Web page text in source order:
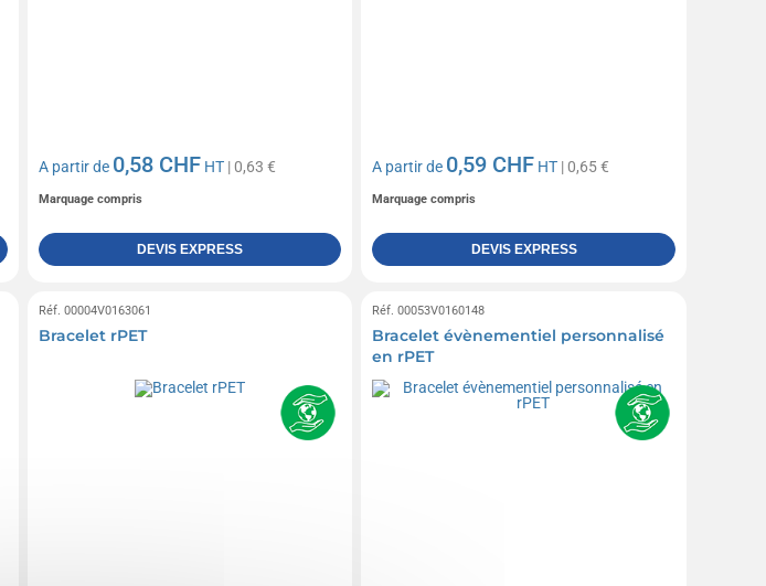
A partir de 0,58 CHF HT| 0,63 €
Marquage compris
DEVIS EXPRESS
A partir de 0,59 CHF HT | 0,65 €
Marquage compris
DEVIS EXPRESS
Réf. 00004V0163061
Bracelet rPET
Réf. 00053V0160148
Bracelet évènementiel personnalisé
en rPET